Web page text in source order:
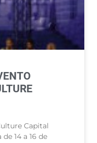
Capital
14 a 16 de